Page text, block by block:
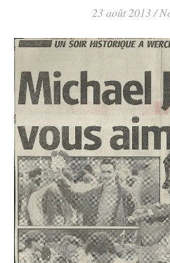
23 août 2013 /